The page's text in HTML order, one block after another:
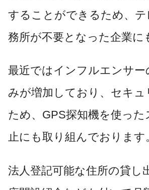
することができるため、
務所が不要となった企業に
最近ではインフルエンサー
みが増加しており、セキュ
ため、GPS探知機を使った
止にも取り組んでおります
法人登記可能な住所の貸し